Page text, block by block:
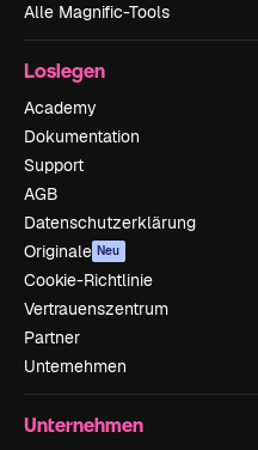
Alle Magnific-Tools
Loslegen
Academy
Dokumentation
Support
AGB
Datenschutzerklärung
Originale Neu
Cookie-Richtlinie
Vertrauenszentrum
Partner
Unternehmen
Unternehmen